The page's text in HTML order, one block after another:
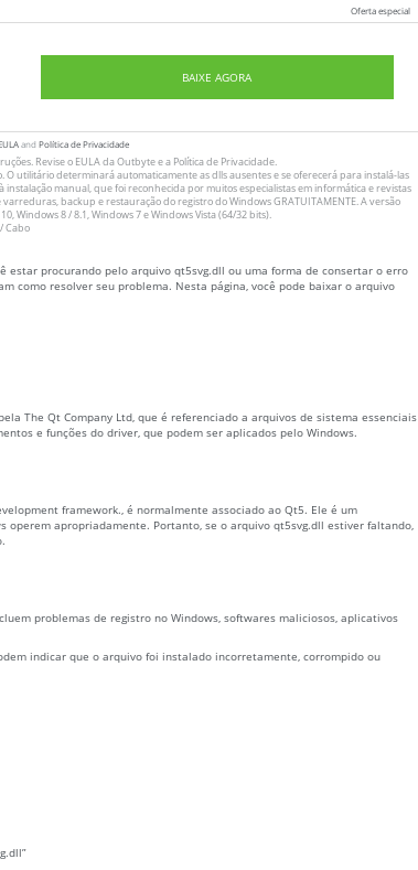
Oferta especial
BAIXE AGORA
andPolítica de Privacidade
. Revise o EULAda Outbyte e a Política de Privacidade.
utilitário determinará automaticamente as dlls ausentes e se oferecerá para instalá-las
manual, que foi reconhecida por muitos especialistas em informática e revistas
backup e restauração do registro do Windows GRATUITAMENTE. A versão
Windows 8 / 8.1, Windows 7 e Windows Vista (64/32 bits).
Cabo
estar procurando pelo arquivo qt5svg.dll ou uma forma de consertar o erro
como resolver seu problema. Nesta página, você pode baixar o arquivo
The Qt Company Ltd, que é referenciado a arquivos de sistema essenciais
e funções do driver, que podem ser aplicados pelo Windows.
framework., é normalmente associado ao Qt5. Ele é um
operem apropriadamente. Portanto, se o arquivo qt5svg.dll estiver faltando,
problemas de registro no Windows, softwares maliciosos, aplicativos
indicar que o arquivo foi instalado incorretamente, corrompido ou